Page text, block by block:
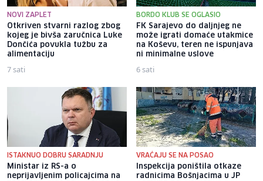
NOVI ZAPLET
Otkriven stvarni razlog zbog
kojeg je bivša zaručnica Luke
Dončića povukla tužbu za
alimentaciju
7 sati
BORDO KLUB SE OGLASIO
FK Sarajevo do daljnjeg ne
može igrati domaće utakmice
na Koševu, teren ne ispunjava
ni minimalne uslove
6 sati
ISTAKNUO DOBRU SARADNJU
Ministar iz RS-a o
neprijavljenim policajcima na
VRAĆAJU SE NA POSAO
Inspekcija poništila otkaze
radnicima Bošnjacima u JP